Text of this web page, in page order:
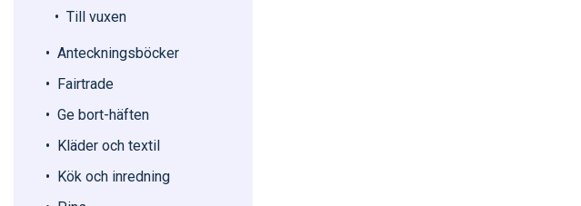
Till vuxen
Anteckningsböcker
Fairtrade
Ge bort-häften
Kläder och textil
Kök och inredning